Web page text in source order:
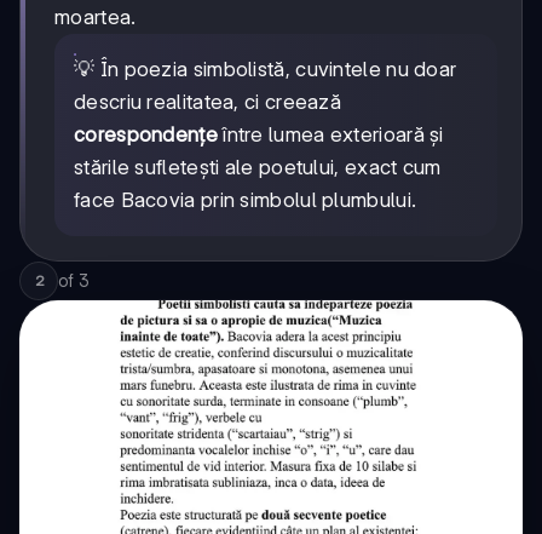
moartea.
💡 În poezia simbolistă, cuvintele nu doar
descriu realitatea, ci creează
corespondențeîntre lumea exterioară și
stările sufletești ale poetului, exact cum
face Bacovia prin simbolul plumbului.
2 of 3